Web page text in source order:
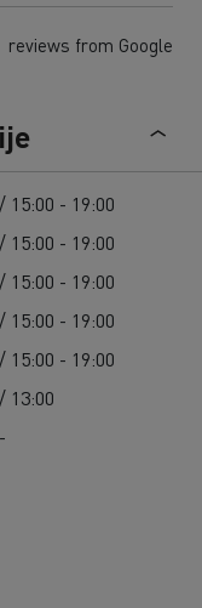
reviews from Google
15:00 - 19:00
15:00 - 19:00
15:00 - 19:00
15:00 - 19:00
15:00 - 19:00
13:00
-